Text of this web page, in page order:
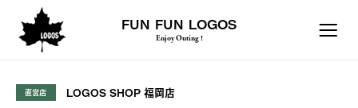
FUN FUN LOGOS
Enjoy Outing !
直営店 LOGOS SHOP 福岡店